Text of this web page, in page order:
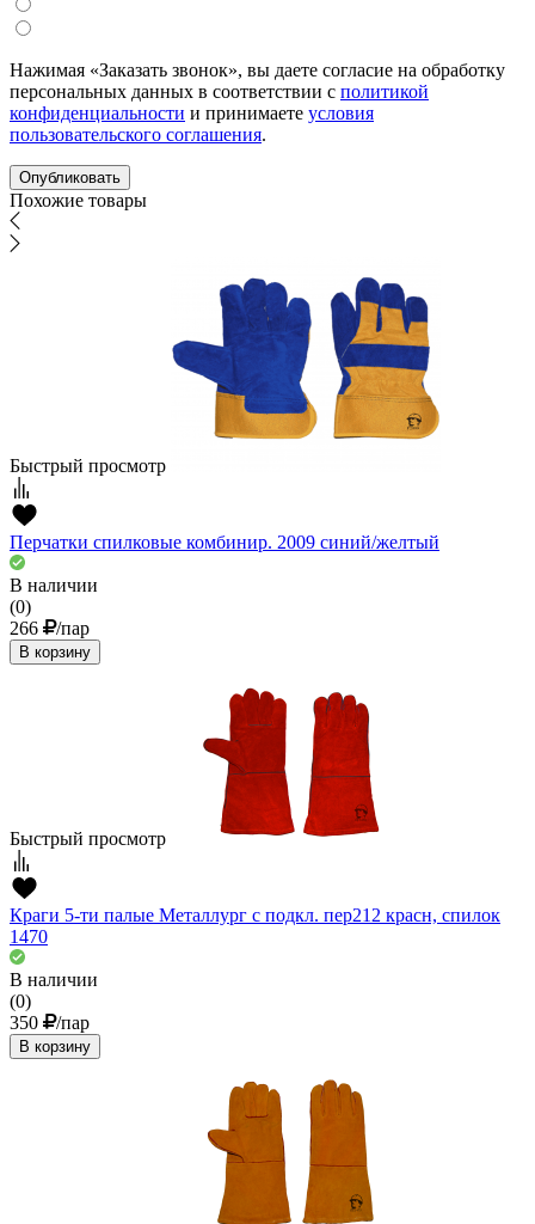
Нажимая «Заказать звонок», вы даете согласие на обработку
персональных данных в соответствии с политикой
конфиденциальности и принимаете условия
пользовательского соглашения.
Похожие товары
Быстрый просмотр
Перчатки спилковые комбинир. 2009 синий/желтый
В наличии
(0)
266
/пар
В корзину
Быстрый просмотр
Краги 5-ти палые Металлург с подкл. пер212 красн, спилок
1470
В наличии
(0)
350
/пар
В корзину